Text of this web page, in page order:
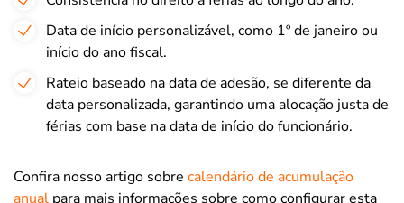
Data de início personalizável, como 1º de janeiro ou
início do ano fiscal.
Rateio baseado na data de adesão, se diferente da
data personalizada, garantindo uma alocação justa de
férias com base na data de início do funcionário.
Confira nosso artigo sobre calendário de acumulação
anual para mais informações sobre como configurar esta